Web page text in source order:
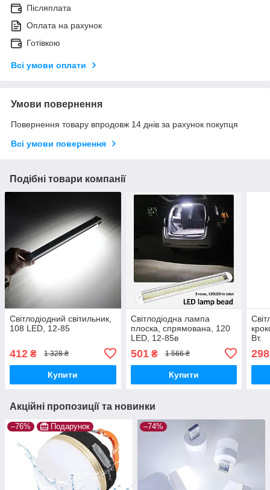
Післяплата
Оплата на рахунок
Готівкою
Всі умови оплати
Умови повернення
Повернення товару впродовж 14 днів за рахунок покупця
Всі умови повернення
Подібні товари компанії
Світлодіодний світильник,
108 LED, 12-85
412 ₴ 1 328 ₴
Купити
Світлодіодна лампа
плоска, спрямована, 120
LED, 12-85в
501₴ 1 566 ₴
Купити
Вт.
298
Акційні пропозиції та новинки
–76% Подарунок –74%